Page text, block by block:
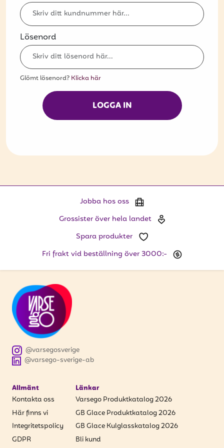
Hitta din grossist
Hållbarhet
Jobba hos oss
Kontakta oss
Om oss
Event
Vill du få erbjudanden och vara den första
att få uppdateringar kring kampanjer?
Ange din e-postadress nedan för att ta del av våra
nyheter och erbjudanden.
PRENUMERERA
Lösenord
Glömt lösenord? Klicka här
LOGGA IN
Jobba hos oss
Grossister över hela landet
Spara produkter
Fri frakt vid beställning över 3000:-
@varsego-sverige-ab
@varsegosverige
Allmänt
Kontakta oss
Här finns vi
Integritetspolicy
GDPR
Länkar
Varsego Produktkatalog 2026
GB Glace Produktkatalog 2026
GB Glace Kulglasskatalog 2026
Bli kund